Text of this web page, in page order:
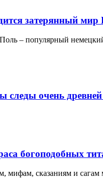
затерянный мир
– популярный
следы очень
богоподобных
мифам, сказаниям и сагам